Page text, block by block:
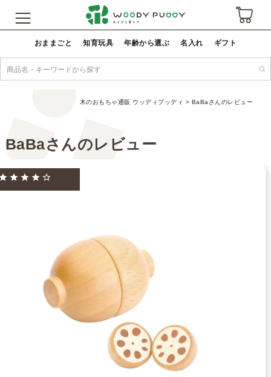
おままごと 知育玩具 年齢から選ぶ 名入れ ギフト
木のおもちゃ通販 ウッディプッディ BaBaさんのレビュー
BaBaさんのレビュー